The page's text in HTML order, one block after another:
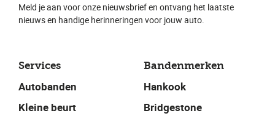
Services
Autobanden
Kleine beurt
Bandenmerken
Hankook
Bridgestone
Meld je aan voor onze nieuwsbrief en ontvang het laatste
nieuws en handige herinneringen voor jouw auto.